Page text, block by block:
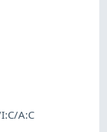
A:C